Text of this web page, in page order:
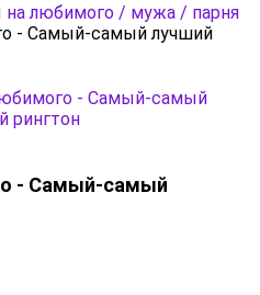
на любимого / мужа / парня
- Самый-самый лучший
- Самый-самый
рингтон
- Самый-самый